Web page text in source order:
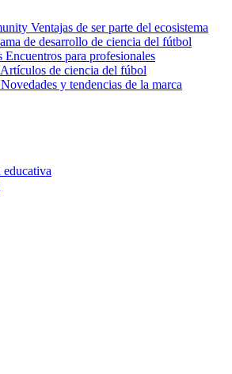
Ventajas de ser parte del ecosistema
de desarrollo de ciencia del fútbol
Encuentros para profesionales
Artículos de ciencia del fúbol
Novedades y tendencias de la marca
educativa